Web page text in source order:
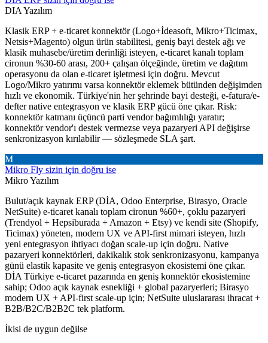
DIA Yazılım
Klasik ERP + e-ticaret konnektör (Logo+İdeasoft, Mikro+Ticimax,
Netsis+Magento) olgun ürün stabilitesi, geniş bayi destek ağı ve
klasik muhasebe/üretim derinliği isteyen, e-ticaret kanalı toplam
cironun %30-60 arası, 200+ çalışan ölçeğinde, üretim ve dağıtım
operasyonu da olan e-ticaret işletmesi için doğru. Mevcut
Logo/Mikro yatırımı varsa konnektör eklemek bütünden değişimden
hızlı ve ekonomik. Türkiye'nin her şehrinde bayi desteği, e-fatura/e-
defter native entegrasyon ve klasik ERP gücü öne çıkar. Risk:
konnektör katmanı üçüncü parti vendor bağımlılığı yaratır;
konnektör vendor'ı destek vermezse veya pazaryeri API değişirse
senkronizasyon kırılabilir — sözleşmede SLA şart.
M
Mikro Fly sizin için doğru ise
Mikro Yazılım
Bulut/açık kaynak ERP (DİA, Odoo Enterprise, Birasyo, Oracle
NetSuite) e-ticaret kanalı toplam cironun %60+, çoklu pazaryeri
(Trendyol + Hepsiburada + Amazon + Etsy) ve kendi site (Shopify,
Ticimax) yöneten, modern UX ve API-first mimari isteyen, hızlı
yeni entegrasyon ihtiyacı doğan scale-up için doğru. Native
pazaryeri konnektörleri, dakikalık stok senkronizasyonu, kampanya
günü elastik kapasite ve geniş entegrasyon ekosistemi öne çıkar.
DİA Türkiye e-ticaret pazarında en geniş konnektör ekosistemine
sahip; Odoo açık kaynak esnekliği + global pazaryerleri; Birasyo
modern UX + API-first scale-up için; NetSuite uluslararası ihracat +
B2B/B2C/B2B2C tek platform.
İkisi de uygun değilse